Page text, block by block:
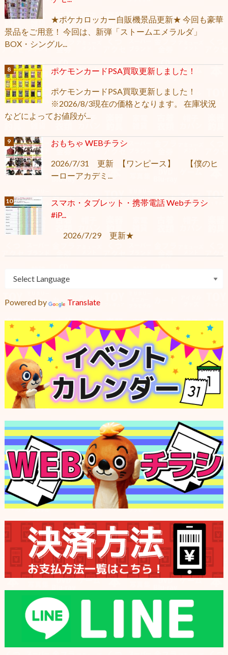
★ポケカロッカー自販機景品更新★ 今回も豪華
景品をご用意！ 今回は、新弾「ストームエメラルダ」
BOX・シングル...
ポケモンカードPSA買取更新しました！
ポケモンカードPSA買取更新しました！
※2026/8/3現在の価格となります。 在庫状況
などによってお値段が...
おもちゃ WEBチラシ
2026/7/31 更新 【ワンピース】 【僕のヒ
ーローアカデミ...
スマホ・タブレット・携帯電話 Webチラシ
#iP...
2026/7/29 更新★
Powered by Translate